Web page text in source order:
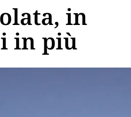
in
in più